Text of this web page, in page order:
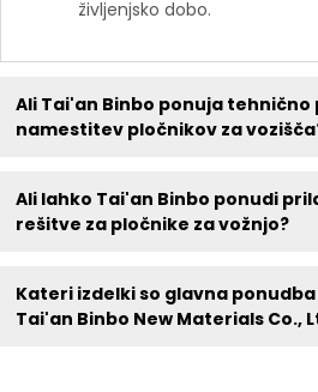
življenjsko dobo.
Ali Tai'an Binbo ponuja tehnično
namestitev pločnikov za
Ali lahko Tai'an Binbo ponudi
rešitve za pločnike za vožnjo?
Kateri izdelki so glavna
Tai'an Binbo New Materials Co.,